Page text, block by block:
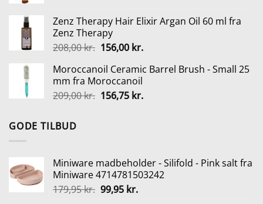
var:
199,95 kr..
er:
Zenz Therapy Hair Elixir Argan Oil 60 ml fra
Zenz Therapy
208,00kr. Den
pris
var:
208,00 kr..
156,00 kr.Den
pris
156,00 kr..
Moroccanoil Ceramic Barrel Brush - Small 25
mm fra Moroccanoil
209,00kr. Den
156,75 kr.Den
GODE TILBUD
Miniware madbeholder - Silifold - Pink salt fra
Miniware 4714781503242
179,95kr. Den
99,95 kr.Den